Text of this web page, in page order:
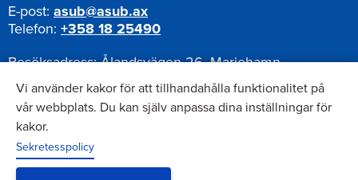
E-post: asub@asub.ax
Telefon: +358 18 25490
Besöksadress:Ålandsvägen 26, Mariehamn
Postadress:
Pb 1187, AX-22111 Mariehamn
Nyhetsbrev
Anmäl dig till vårt nyhetsbrev
Vi använder kakor för att tillhandahålla funktionalitet på
vår webbplats. Du kan själv anpassa dina inställningar för
kakor.
Sekretesspolicy